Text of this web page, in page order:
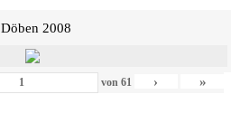
Döben 2008
von 61 › »